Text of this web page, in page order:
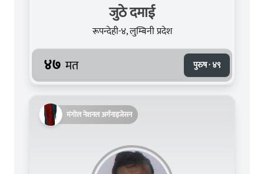
जुठे दमाई
रूपन्देही-४, लुम्बिनी प्रदेश
४७ मत पुरुष · ४९
मंगोल नेशनल अर्गनाइजेसन